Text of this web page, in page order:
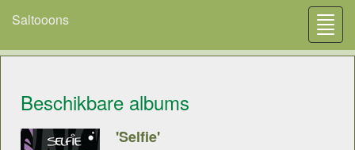
Saltooons
Beschikbare albums
'Selfie'